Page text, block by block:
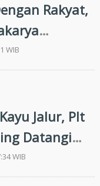
Rakyat,
Bakti dan
di Banten
WIB
Jalur, Plt
Datangi
WIB